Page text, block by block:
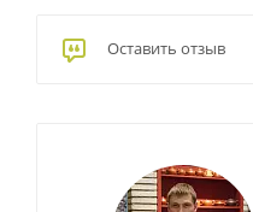
Оставить отзыв